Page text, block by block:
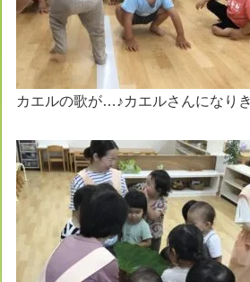
カエルの歌が…♪カエルさんになり